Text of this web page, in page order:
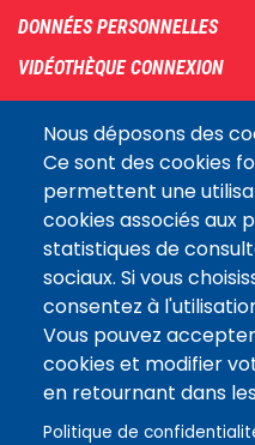
Nous déposons des
Ce sont des cookies
permettent une
cookies associés aux
statistiques de
sociaux. Si vous
consentez à
Vous pouvez
cookies et modifier
en retournant dans
Politique de
DONNÉES PERSONNELLES
VIDÉOTHÈQUE CONNEXION
COOKIES
Assemblée
nationaleLE SITE DE